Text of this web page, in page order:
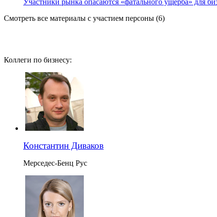
Смотреть все материалы с участием персоны (6)
Коллеги по бизнесу:
Константин Диваков
Мерседес-Бенц Рус